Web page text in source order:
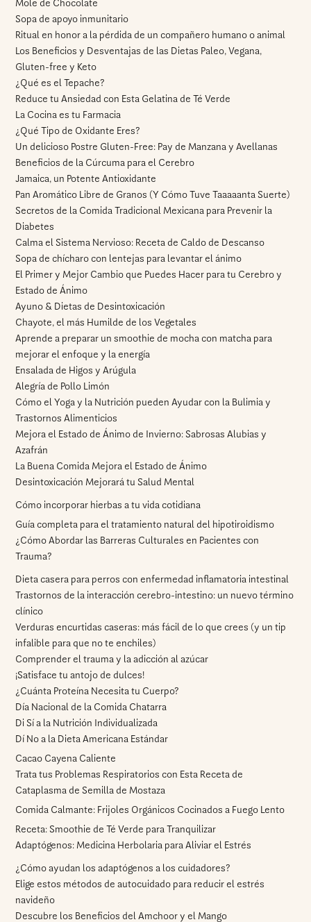
Mole de Chocolate
Sopa de apoyo inmunitario
Ritual en honor a la pérdida de un compañero humano o animal
Los Beneficios y Desventajas de las Dietas Paleo, Vegana,
Gluten-free y Keto
¿Qué es el Tepache?
Reduce tu Ansiedad con Esta Gelatina de Té Verde
La Cocina es tu Farmacia
¿Qué Tipo de Oxidante Eres?
Un delicioso Postre Gluten-Free: Pay de Manzana y Avellanas
Beneficios de la Cúrcuma para el Cerebro
Jamaica, un Potente Antioxidante
Pan Aromático Libre de Granos (Y Cómo Tuve Taaaaanta Suerte)
Secretos de la Comida Tradicional Mexicana para Prevenir la
Diabetes
Calma el Sistema Nervioso: Receta de Caldo de Descanso
Sopa de chícharo con lentejas para levantar el ánimo
El Primer y Mejor Cambio que Puedes Hacer para tu Cerebro y
Estado de Ánimo
Ayuno & Dietas de Desintoxicación
Chayote, el más Humilde de los Vegetales
Aprende a preparar un smoothie de mocha con matcha para
mejorar el enfoque y la energía
Ensalada de Higos y Arúgula
Alegría de Pollo Limón
Cómo el Yoga y la Nutrición pueden Ayudar con la Bulimia y
Trastornos Alimenticios
Mejora el Estado de Ánimo de Invierno: Sabrosas Alubias y
Azafrán
La Buena Comida Mejora el Estado de Ánimo
Desintoxicación Mejorará tu Salud Mental
Cómo incorporar hierbas a tu vida cotidiana
Guía completa para el tratamiento natural del hipotiroidismo
¿Cómo Abordar las Barreras Culturales en Pacientes con
Trauma?
Dieta casera para perros con enfermedad inflamatoria intestinal
Trastornos de la interacción cerebro-intestino: un nuevo término
clínico
Verduras encurtidas caseras: más fácil de lo que crees (y un tip
infalible para que no te enchiles)
Comprender el trauma y la adicción al azúcar
¡Satisface tu antojo de dulces!
¿Cuánta Proteína Necesita tu Cuerpo?
Día Nacional de la Comida Chatarra
Di Sí a la Nutrición Individualizada
Dí No a la Dieta Americana Estándar
Cacao Cayena Caliente
Trata tus Problemas Respiratorios con Esta Receta de
Cataplasma de Semilla de Mostaza
Comida Calmante: Frijoles Orgánicos Cocinados a Fuego Lento
Receta: Smoothie de Té Verde para Tranquilizar
Adaptógenos: Medicina Herbolaria para Aliviar el Estrés
¿Cómo ayudan los adaptógenos a los cuidadores?
Elige estos métodos de autocuidado para reducir el estrés
navideño
Descubre los Beneficios del Amchoor y el Mango